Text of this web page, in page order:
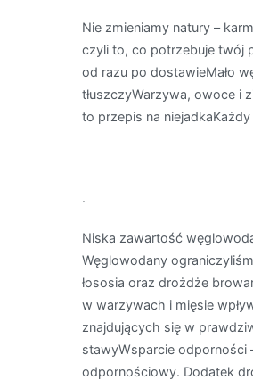
Nie zmieniamy natury –
czyli to, co potrzebuje twój
od razu po dostawieMało
tłuszczyWarzywa, owoce i
to przepis na
.
Niska zawartość
Węglowodany
łososia oraz drożdże
w warzywach i mięsie
znajdujących się w
stawyWsparcie odporności
odpornościowy. Dodatek